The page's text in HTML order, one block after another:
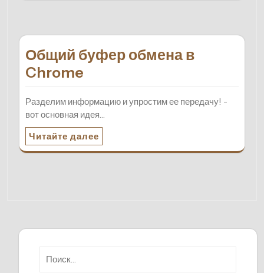
Общий буфер обмена в
Chrome
Разделим информацию и упростим ее передачу! -
вот основная идея…
Читайте далее